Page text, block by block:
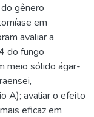
gênero
em
avaliar a
do fungo
meio sólido ágar-
A); avaliar o efeito
eficaz em